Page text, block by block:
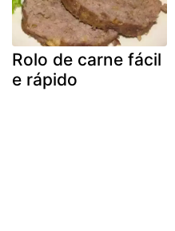
Rolo de carne fácil
e rápido